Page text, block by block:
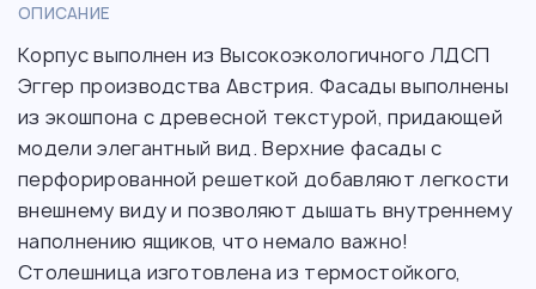
ОПИСАНИЕ
Корпус выполнен из Высокоэкологичного ЛДСП
Эггер производства Австрия. Фасады выполнены
из экошпона с древесной текстурой, придающей
модели элегантный вид. Верхние фасады с
перфорированной решеткой добавляют легкости
внешнему виду и позволяют дышать внутреннему
наполнению ящиков, что немало важно!
Столешница изготовлена из термостойкого,